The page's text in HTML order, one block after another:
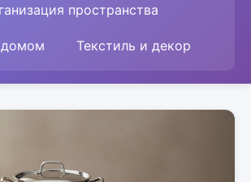
пространства
домом Текстиль и декор